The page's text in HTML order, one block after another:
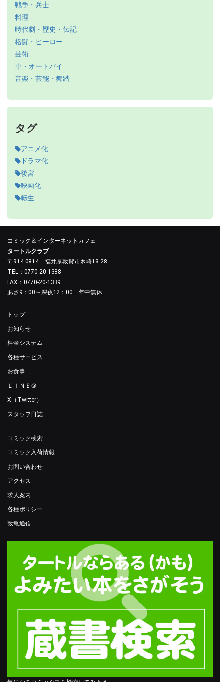
戦争・兵士
料理
時代劇・歴史・伝記
格闘・ヒーロー
芸術
車・オートバイ
音楽・芸能・舞踏
タグ
アニメ化
ドラマ化
後宮
映画化
転生
コミック＆インターネットカフェ
タートルクラブ
〒914-0814 福井県敦賀市木崎13-28
TEL：0770-20-1388
FAX：0770-20-1389
あさ9：00～深夜12：00 年中無休
トップ
お知らせ
料金システム
各種サービス
お食事
ＬＩＮＥ＠
X（Twitter）
スタッフ日誌
コミック検索
コミック入荷情報
お問い合わせ
アクセス
求人案内
各種ポリシー
敦亀通信